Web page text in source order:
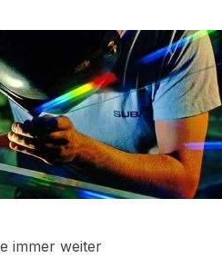
immer weiter